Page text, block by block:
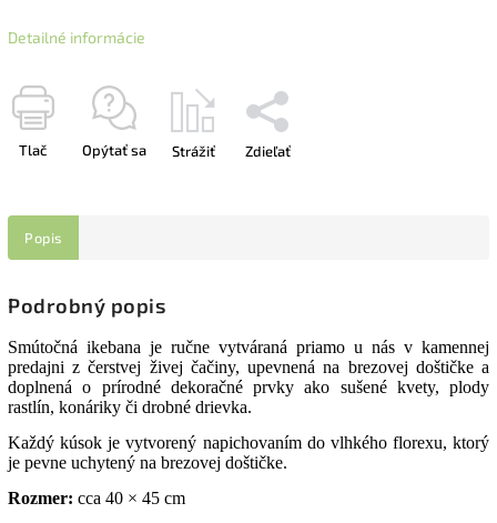
Detailné informácie
Tlač Opýtať sa Strážiť Zdieľať
Popis
Podrobný popis
Smútočná ikebana je ručne vytváraná priamo u nás v kamennej
predajni z čerstvej živej čačiny, upevnená na brezovej doštičke a
doplnená o prírodné dekoračné prvky ako sušené kvety, plody
rastlín, konáriky či drobné drievka.
Každý kúsok je vytvorený napichovaním do vlhkého florexu, ktorý
je pevne uchytený na brezovej doštičke.
Rozmer: cca 40 × 45 cm